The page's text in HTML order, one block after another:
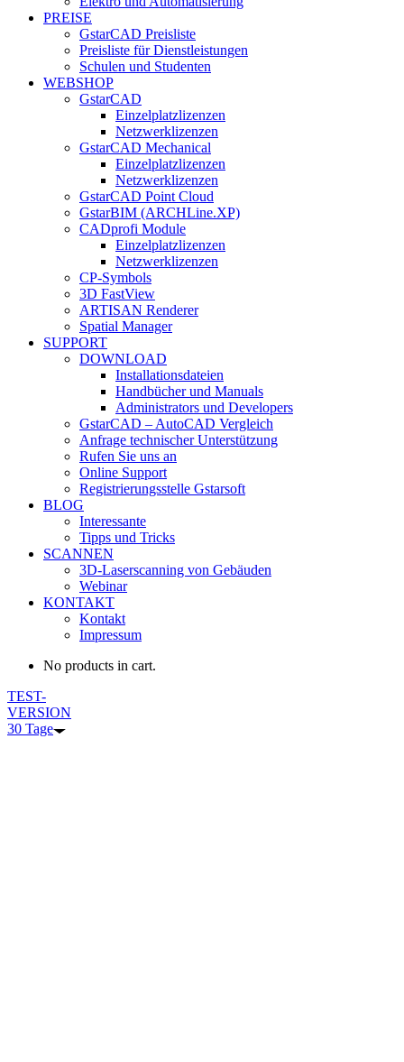
PREISE
GstarCAD Preisliste
Preisliste für Dienstleistungen
Schulen und Studenten
WEBSHOP
GstarCAD
Einzelplatzlizenzen
Netzwerklizenzen
GstarCAD Mechanical
Einzelplatzlizenzen
Netzwerklizenzen
GstarCAD Point Cloud
GstarBIM (ARCHLine.XP)
CADprofi Module
Einzelplatzlizenzen
Netzwerklizenzen
CP-Symbols
3D FastView
ARTISAN Renderer
Spatial Manager
SUPPORT
DOWNLOAD
Installationsdateien
Handbücher und Manuals
Administrators und Developers
GstarCAD – AutoCAD Vergleich
Anfrage technischer Unterstützung
Rufen Sie uns an
Online Support
Registrierungsstelle Gstarsoft
BLOG
Interessante
Tipps und Tricks
SCANNEN
3D-Laserscanning von Gebäuden
Webinar
KONTAKT
Kontakt
Impressum
No products in cart.
TEST-
VERSION
30 Tage